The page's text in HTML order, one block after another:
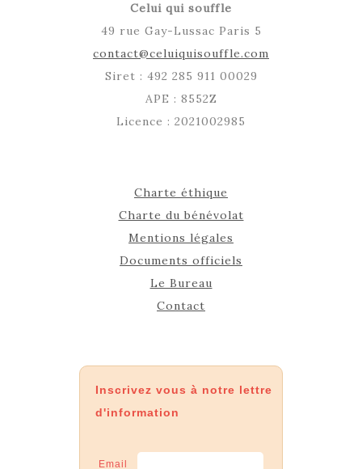
Celui qui souffle
49 rue Gay-Lussac Paris 5
contact@celuiquisouffle.com
Siret : 492 285 911 00029
APE : 8552Z
Licence : 2021002985
Charte éthique
Charte du bénévolat
Mentions légales
Documents officiels
Le Bureau
Contact
Inscrivez vous à notre lettre
d'information
Email